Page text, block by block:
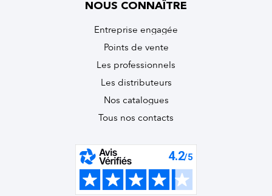
NOUS CONNAÎTRE
Entreprise engagée
Points de vente
Les professionnels
Les distributeurs
Nos catalogues
Tous nos contacts